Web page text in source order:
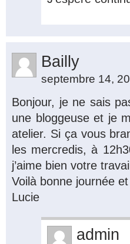
Bailly
septembre 14,
Bonjour, je ne sais
une bloggeuse et je
atelier. Si ça vous
les mercredis, à
j’aime bien votre
Voilà bonne journée
Lucie
admin